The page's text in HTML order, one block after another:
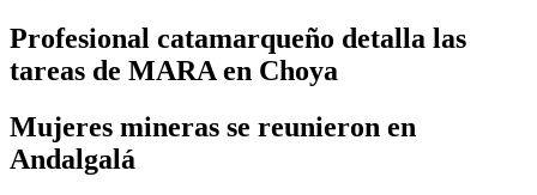
Profesional catamarqueño detalla las
tareas de MARA en Choya
Mujeres mineras se reunieron en
Andalgalá